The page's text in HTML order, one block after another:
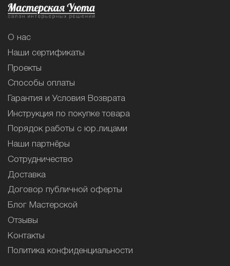
О нас
Наши сертификаты
Проекты
Способы оплаты
Гарантия и Условия Возврата
Инструкция по покупке товара
Порядок работы с юр.лицами
Наши партнёры
Сотрудничество
Доставка
Договор публичной оферты
Блог Мастерской
Отзывы
Контакты
Политика конфиденциальности